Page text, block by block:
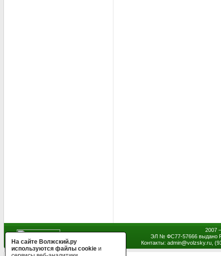
2007
ЭЛ № ФС77-57666 выдано
Контакты: admin@volzsky.ru,
На сайте Волжский.ру
используются файлы cookie и